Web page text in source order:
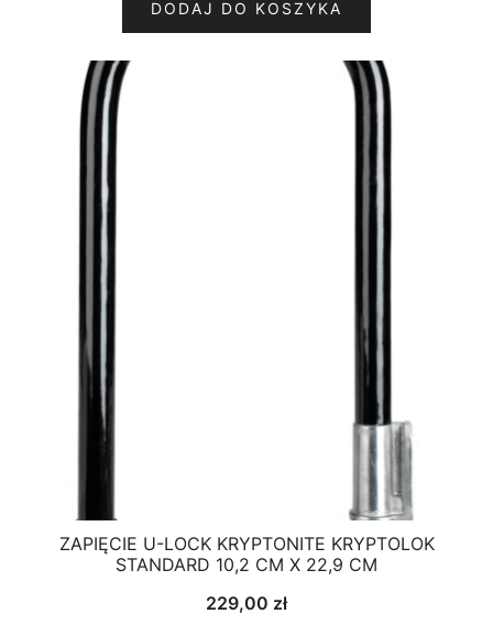
DODAJ DO KOSZYKA
ZAPIĘCIE U-LOCK KRYPTONITE KRYPTOLOK
STANDARD 10,2 CM X 22,9 CM
229,00 zł